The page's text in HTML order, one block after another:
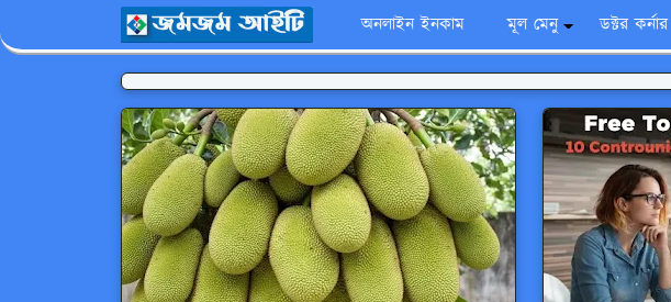
অনলাইন ইনকাম মূল মেনু ডক্টর কর্নার